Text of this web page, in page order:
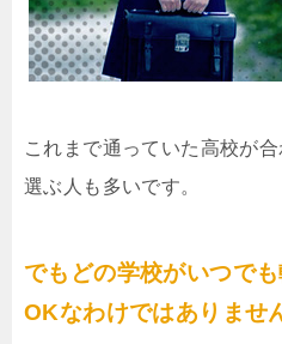
これまで通っていた高校が
選ぶ人も多いです。
でもどの学校がいつで
OKなわけではありませ